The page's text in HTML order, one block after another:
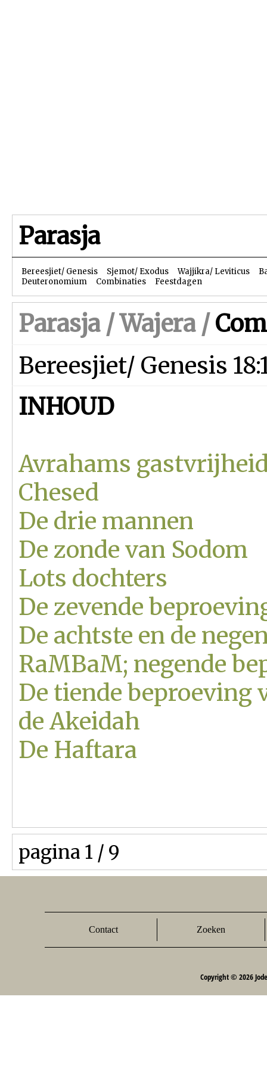
Parasja
Bereesjiet/ Genesis Sjemot/ Exodus Wajjikra/ Leviticus
Deuteronomium
Combinaties Feestdagen
Parasja /Wajera/
Bereesjiet/ Genesis
INHOUD
Avrahams
Chesed
De drie mannen
De zonde van Sodom
Lots dochters
De zevende
De achtste en de
RaMBaM; negende
De tiende beproeving
de Akeidah
De Haftara
pagina 1 / 9
Contact Zoeken
Copyright © 2026